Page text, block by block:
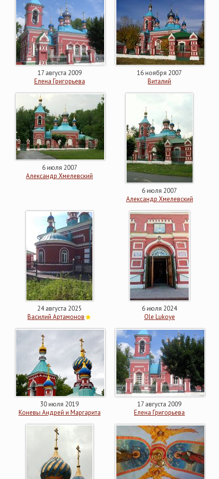
17 августа 2009
Елена Григорьева
16 ноября 2007
Виталий
6 июля 2007
Александр Хмелевский
6 июля 2007
Александр Хмелевский
24 августа 2025
Василий Артамонов
6 июля 2024
Ole Lukoye
30 июля 2019
Коневы Андрей и Маргарита
17 августа 2009
Елена Григорьева